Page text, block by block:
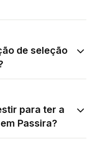
de seleção
para ter a
Passira?